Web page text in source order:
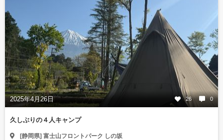
2025年4月26日 26 0
久しぶりの４人キャンプ
[静岡県] 富士山フロントパーク しの坂